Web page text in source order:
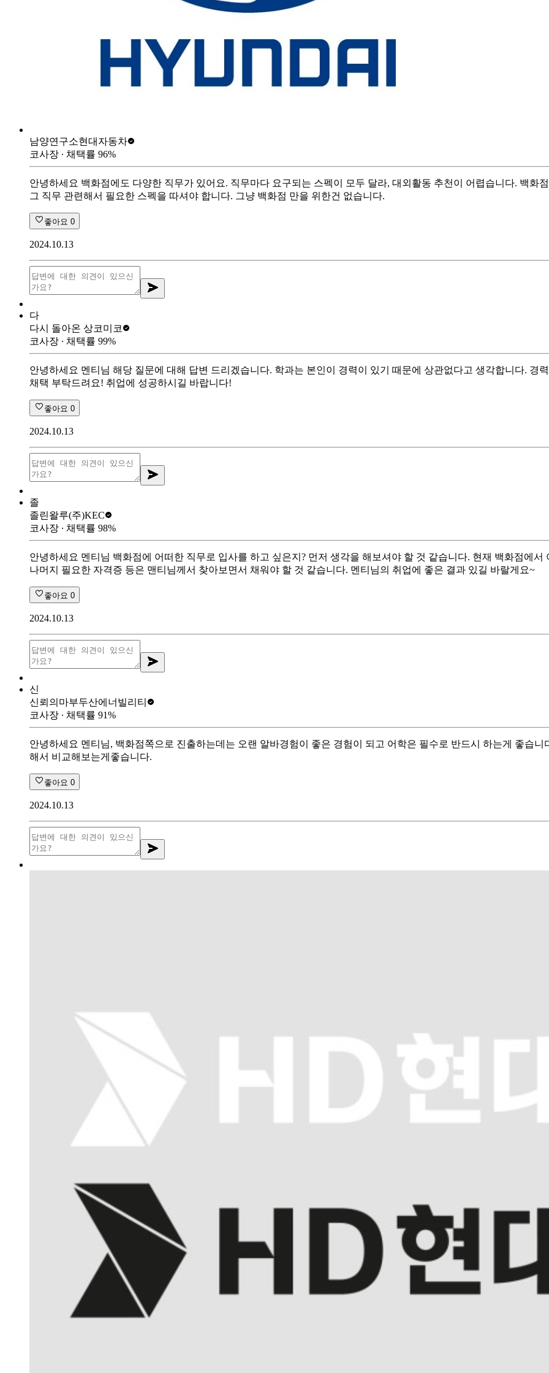
남양연구소현대자동차
코사장 ∙ 채택률 96%
안녕하세요 백화점에도 다양한 직무가 있어요. 직무마다 요구되는 스펙이 모두 달라, 대외활동 추천이 어렵습니다. 백화
그 직무 관련해서 필요한 스펙을 따셔야 합니다. 그냥 백화점 만을 위한건 없습니다.
좋아요 0
2024.10.13
다
다시 돌아온 상코미코
코사장 ∙ 채택률 99%
안녕하세요 멘티님 해당 질문에 대해 답변 드리겠습니다. 학과는 본인이 경력이 있기 때문에 상관없다고 생각합니다. 경
채택 부탁드려요! 취업에 성공하시길 바랍니다!
좋아요 0
2024.10.13
졸
졸린왈루(주)KEC
코사장 ∙ 채택률 98%
안녕하세요 멘티님 백화점에 어떠한 직무로 입사를 하고 싶은지? 먼저 생각을 해보셔야 할 것 같습니다. 현재 백화점에
나머지 필요한 자격증 등은 맨티님께서 찾아보면서 채워야 할 것 같습니다. 멘티님의 취업에 좋은 결과 있길 바랄게요~
좋아요 0
2024.10.13
신
신뢰의마부두산에너빌리티
코사장 ∙ 채택률 91%
안녕하세요 멘티님, 백화점쪽으로 진출하는데는 오랜 알바경험이 좋은 경험이 되고 어학은 필수로 반드시 하는게 좋습
해서 비교해보는게좋습니다.
좋아요 0
2024.10.13